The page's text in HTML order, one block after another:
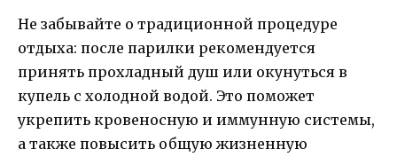
Не забывайте о традиционной процедуре
отдыха: после парилки рекомендуется
принять прохладный душ или окунуться в
купель с холодной водой. Это поможет
укрепить кровеносную и иммунную системы,
а также повысить общую жизненную